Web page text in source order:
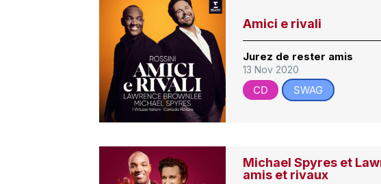
Amici e rivali
Jurez de rester amis
13 Nov 2020
CD SWAG
Michael Spyres et
amis et rivaux